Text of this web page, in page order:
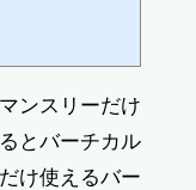
ンスリーだけ
とバーチカル
け使えるバー